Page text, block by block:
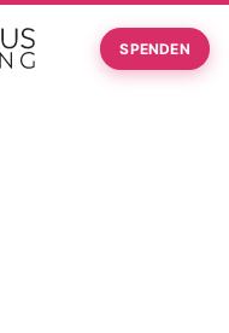
SPENDEN